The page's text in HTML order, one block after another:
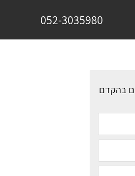
052-3035980
בהקדם